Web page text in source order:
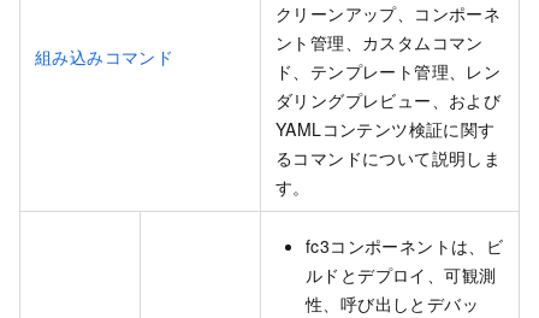
組み込みコマンド
クリーンアップ、コンポーネ
ント管理、カスタムコマン
ド、テンプレート管理、レン
ダリングプレビュー、および
YAMLコンテンツ検証に関す
るコマンドについて説明しま
す。
fc3コンポーネントは、ビ
ルドとデプロイ、可観測
性、呼び出しとデバッ